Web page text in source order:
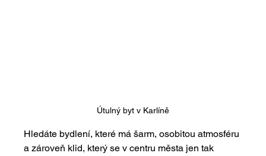
Útulný byt v Karlíně
Hledáte bydlení, které má šarm, osobitou atmosféru
a zároveň klid, který se v centru města jen tak